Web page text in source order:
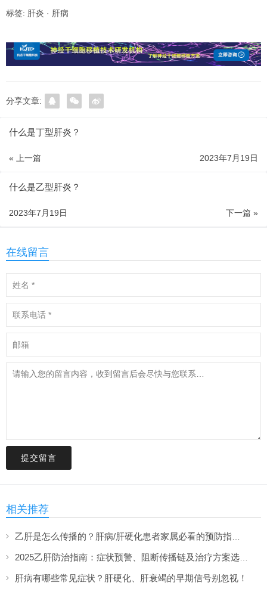
标签: 肝炎 · 肝病
分享文章:
什么是丁型肝炎？
« 上一篇 2023年7月19日
什么是乙型肝炎？
下一篇 »
2023年7月19日
在线留言
提交留言
相关推荐
乙肝是怎么传播的？肝病/肝硬化患者家属必看的预防指南！
2025乙肝防治指南：症状预警、阻断传播链及治疗方案选择
肝病有哪些常见症状？肝硬化、肝衰竭的早期信号别忽视！